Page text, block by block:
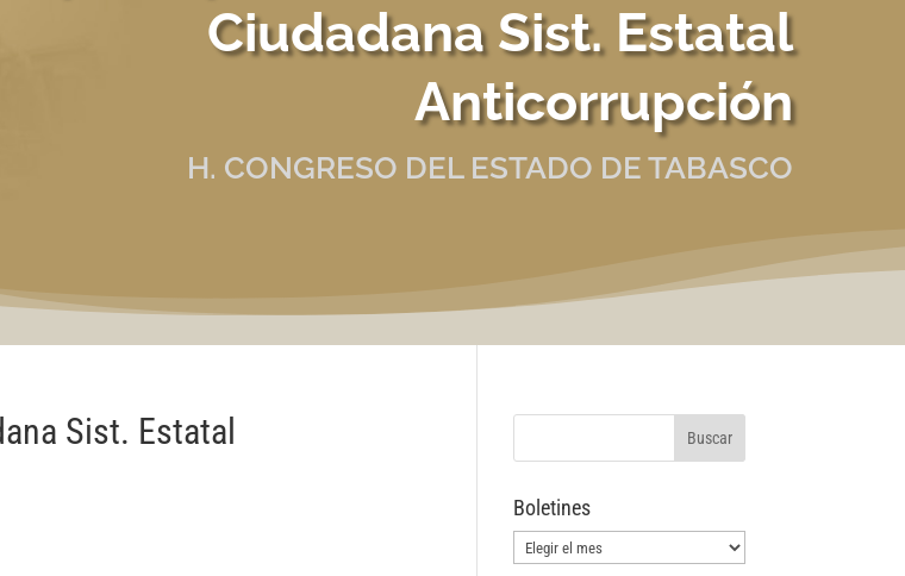
Ciudadana Sist. Estatal
Anticorrupción
H. CONGRESO DEL ESTADO DE TABASCO
Sist. Estatal
Boletines
Boletines